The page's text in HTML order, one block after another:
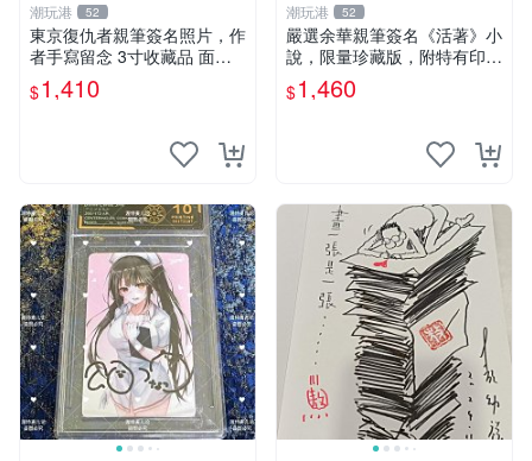
潮玩港 52
東京復仇者親筆簽名照片，作
者手寫留念 3寸收藏品 面簽
珍藏 東京裡ベンジャーズ 畫
家原創 約3x5.5cm 簽名版 國
$1,410
潮玩港 52
嚴選余華親筆簽名《活著》小
說，限量珍藏版，附特有印
章。 活著 小說 簽名書
$1,460